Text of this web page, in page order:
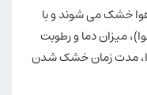
خشک می شوند و با
میزان دما و رطوبت
مدت زمان خشک شدن